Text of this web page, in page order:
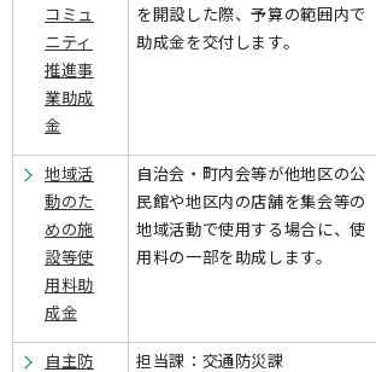
コミュ
ニティ
推進事
業助成
金
を開設した際、予算の範囲内で
助成金を交付します。
地域活
動のた
めの施
設等使
用料助
成金
自治会・町内会等が他地区の公
民館や地区内の店舗を集会等の
地域活動で使用する場合に、使
用料の一部を助成します。
自主防
担当課：交通防災課